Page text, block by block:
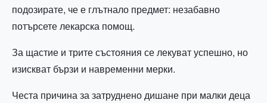
подозирате, че е глътнало предмет: незабавно
потърсете лекарска помощ.
За щастие и трите състояния се лекуват успешно, но
изискват бързи и навременни мерки.
Честа причина за затруднено дишане при малки деца